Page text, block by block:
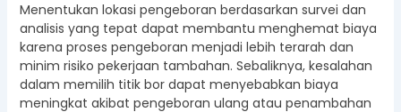
Menentukan lokasi pengeboran berdasarkan survei dan
analisis yang tepat dapat membantu menghemat biaya
karena proses pengeboran menjadi lebih terarah dan
minim risiko pekerjaan tambahan. Sebaliknya, kesalahan
dalam memilih titik bor dapat menyebabkan biaya
meningkat akibat pengeboran ulang atau penambahan